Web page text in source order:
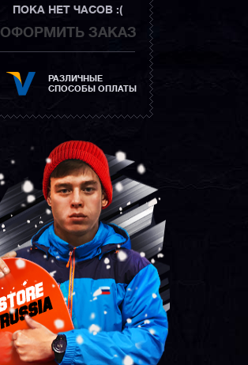
ПОКА НЕТ ЧАСОВ :(
ОФОРМИТЬ ЗАКАЗ
РАЗЛИЧНЫЕ
СПОСОБЫ ОПЛАТЫ